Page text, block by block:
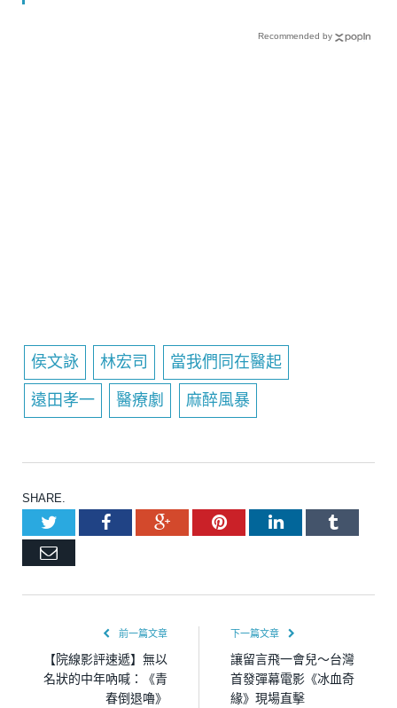
Recommended by
侯文詠 林宏司 當我們同在醫起
遠田孝一 醫療劇 麻醉風暴
SHARE.
TwitterFacebookGoogle+PinterestLinkedInTumblr
Email
前一篇文章
【院線影評速遞】無以
名狀的中年吶喊：《青
春倒退嚕》
下一篇文章
讓留言飛一會兒～台灣
首發彈幕電影《冰血奇
緣》現場直擊